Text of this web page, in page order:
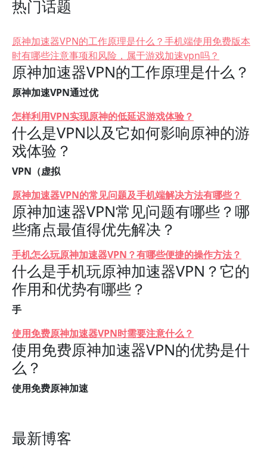
热门话题
原神加速器VPN的工作原理是什么？手机端使用免费版本
时有哪些注意事项和风险，属于游戏加速vpn吗？
原神加速器VPN的工作原理是什么？
原神加速VPN通过优
怎样利用VPN实现原神的低延迟游戏体验？
什么是VPN以及它如何影响原神的游
戏体验？
VPN（虚拟
原神加速器VPN的常见问题及手机端解决方法有哪些？
原神加速器VPN常见问题有哪些？哪
些痛点最值得优先解决？
手机怎么玩原神加速器VPN？有哪些便捷的操作方法？
什么是手机玩原神加速器VPN？它的
作用和优势有哪些？
手
使用免费原神加速器VPN时需要注意什么？
使用免费原神加速器VPN的优势是什
么？
使用免费原神加速
最新博客